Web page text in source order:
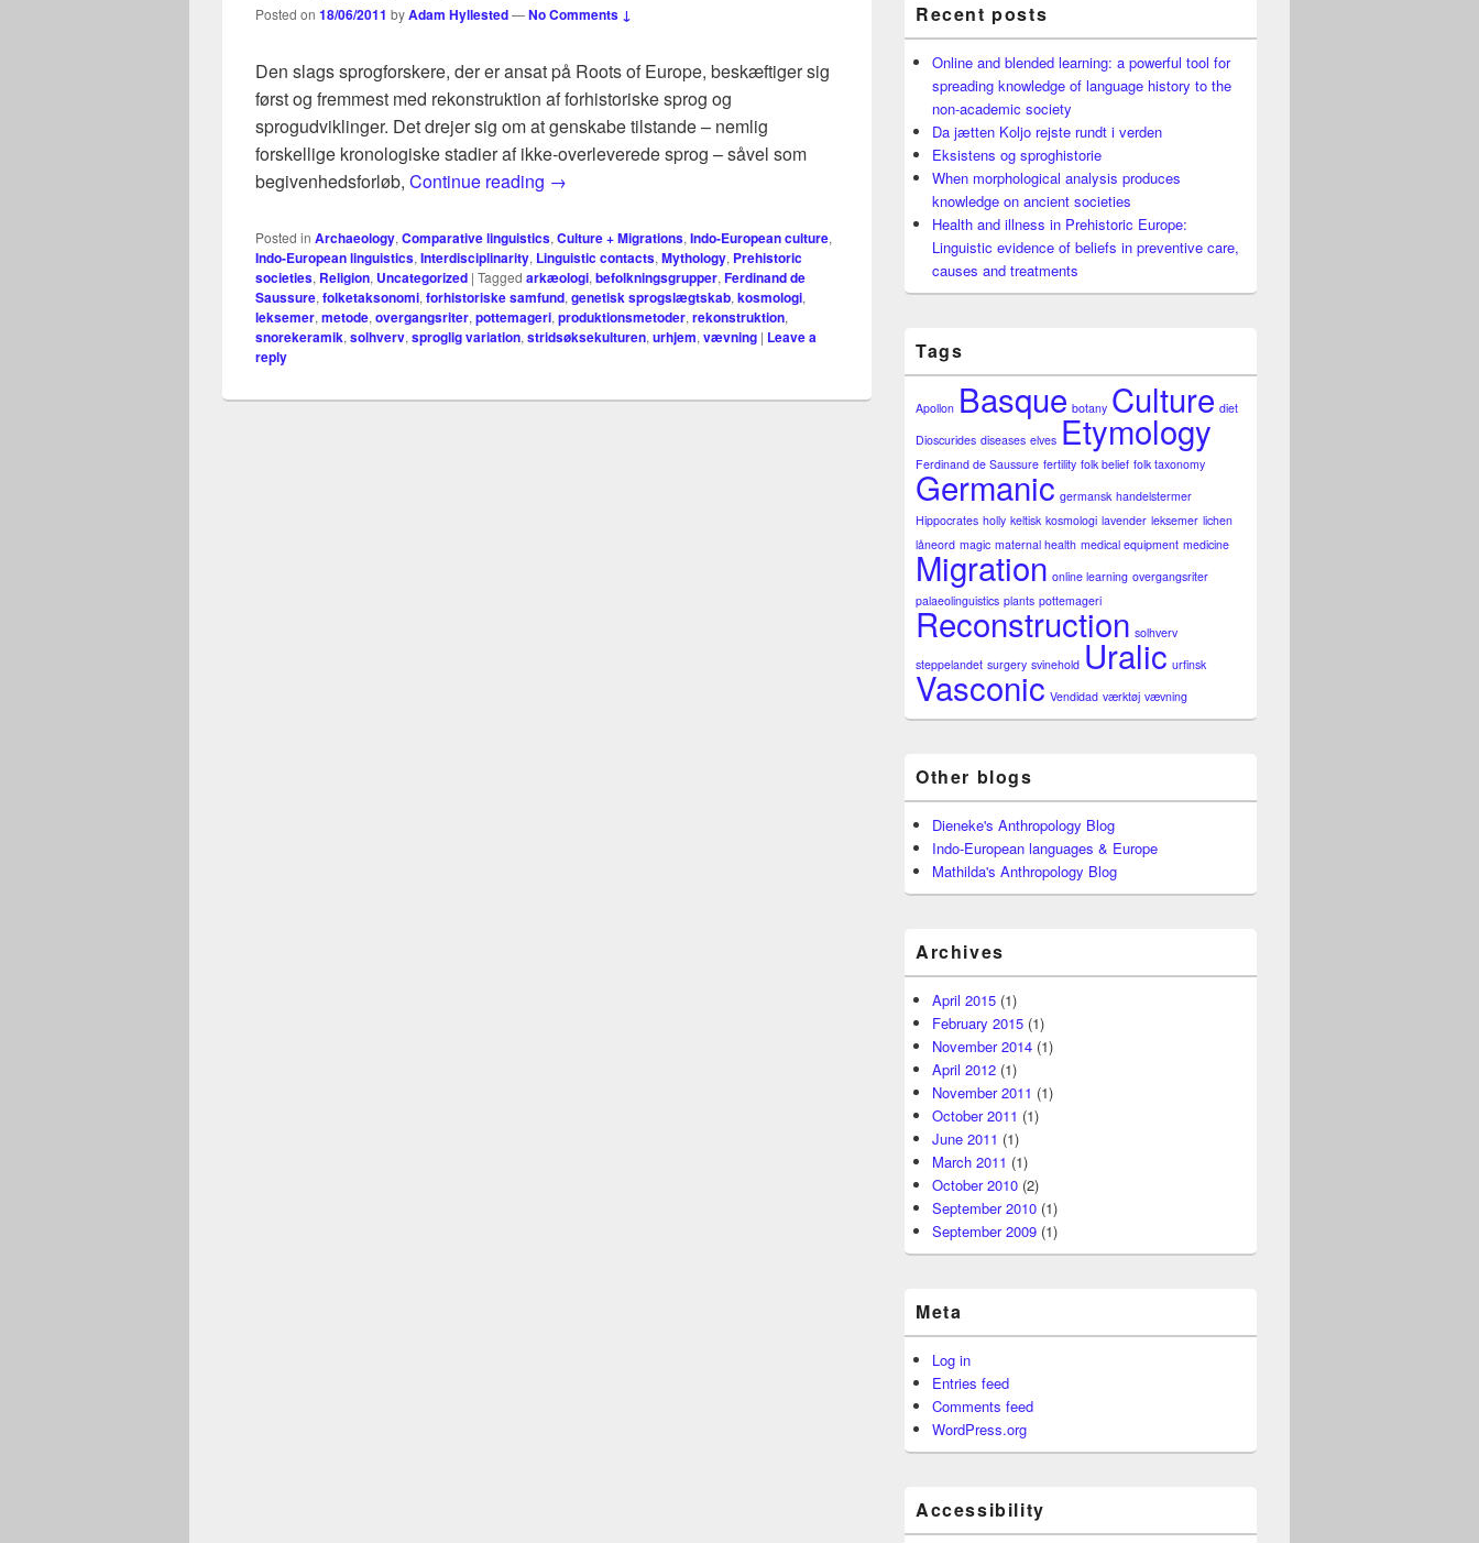
Posted on 18/06/2011 byAdam Hyllested—No Comments ↓
Den slags sprogforskere, der er ansat på Roots of Europe, beskæftiger sig
først og fremmest med rekonstruktion af forhistoriske sprog og
sprogudviklinger. Det drejer sig om at genskabe tilstande – nemlig
forskellige kronologiske stadier af ikke-overleverede sprog – såvel som
begivenhedsforløb, Continue reading Genskabelse af fortidens samfund – ved hjælp af sproget
→
Posted in Archaeology, Comparative linguistics, Culture + Migrations, Indo-European culture,
Indo-European linguistics, Interdisciplinarity, Linguistic contacts, Mythology, Prehistoric
societies, Religion, Uncategorized | Tagged arkæologi, befolkningsgrupper, Ferdinand de
Saussure, folketaksonomi, forhistoriske samfund, genetisk sprogslægtskab, kosmologi,
leksemer, metode, overgangsriter, pottemageri, produktionsmetoder, rekonstruktion,
snorekeramik, solhverv, sproglig variation, stridsøksekulturen, urhjem, vævning | Leave a
reply
Recent posts
Online and blended learning: a powerful tool for
spreading knowledge of language history to the
non-academic society
Da jætten Koljo rejste rundt i verden
Eksistens og sproghistorie
When morphological analysis produces
knowledge on ancient societies
Health and illness in Prehistoric Europe:
Linguistic evidence of beliefs in preventive care,
causes and treatments
Tags
Apollon Basque botany Culture diet
Dioscurides diseases elves Etymology
Ferdinand de Saussure fertility folk belief folk taxonomy
Germanic germansk handelstermer
Hippocrates holly keltisk kosmologi lavender leksemer lichen
låneord magic maternal health medical equipment medicine
Migration online learning overgangsriter
palaeolinguistics plants pottemageri
Reconstruction solhverv
steppelandet surgery svinehold Uralic urfinsk
Vasconic Vendidad værktøj vævning
Other blogs
Dieneke's Anthropology Blog
Indo-European languages & Europe
Mathilda's Anthropology Blog
Archives
April 2015 (1)
February 2015 (1)
November 2014 (1)
April 2012 (1)
November 2011 (1)
October 2011 (1)
June 2011 (1)
March 2011 (1)
October 2010 (2)
September 2010 (1)
September 2009 (1)
Meta
Log in
Entries feed
Comments feed
WordPress.org
Accessibility